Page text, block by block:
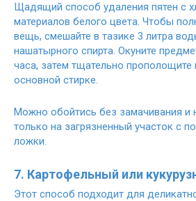
Щадящий способ удаления пятен с
материалов белого цвета. Чтобы
вещь, смешайте в тазике 3 литра
нашатырного спирта. Окуните
часа, затем тщательно прополощите
основной стирке.
Можно обойтись без замачивания и
только на загрязненный участок с
ложки.
7. Картофельный или
Этот способ подходит для